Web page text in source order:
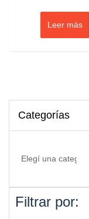
Leer más
Categorías
Filtrar por: